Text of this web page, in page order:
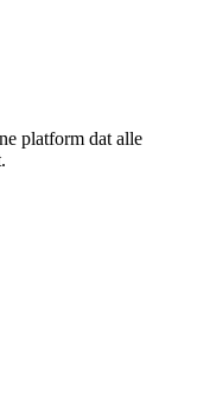
platform dat alle